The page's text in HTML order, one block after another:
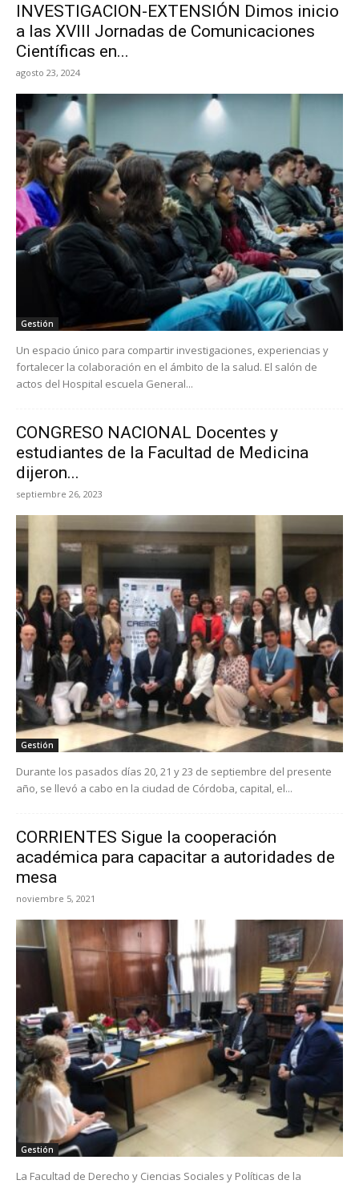
INVESTIGACION-EXTENSIÓN Dimos inicio
a las XVIII Jornadas de Comunicaciones
Científicas en...
agosto 23, 2024
Gestión
Un espacio único para compartir investigaciones, experiencias y
fortalecer la colaboración en el ámbito de la salud. El salón de
actos del Hospital escuela General...
CONGRESO NACIONAL Docentes y
estudiantes de la Facultad de Medicina
dijeron...
septiembre 26, 2023
Gestión
Durante los pasados días 20, 21 y 23 de septiembre del presente
año, se llevó a cabo en la ciudad de Córdoba, capital, el...
CORRIENTES Sigue la cooperación
académica para capacitar a autoridades de
mesa
noviembre 5, 2021
Gestión
La Facultad de Derecho y Ciencias Sociales y Políticas de la